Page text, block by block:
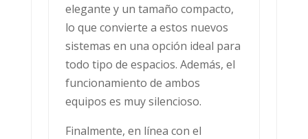
elegante y un tamaño compacto,
lo que convierte a estos nuevos
sistemas en una opción ideal para
todo tipo de espacios. Además, el
funcionamiento de ambos
equipos es muy silencioso.
Finalmente, en línea con el